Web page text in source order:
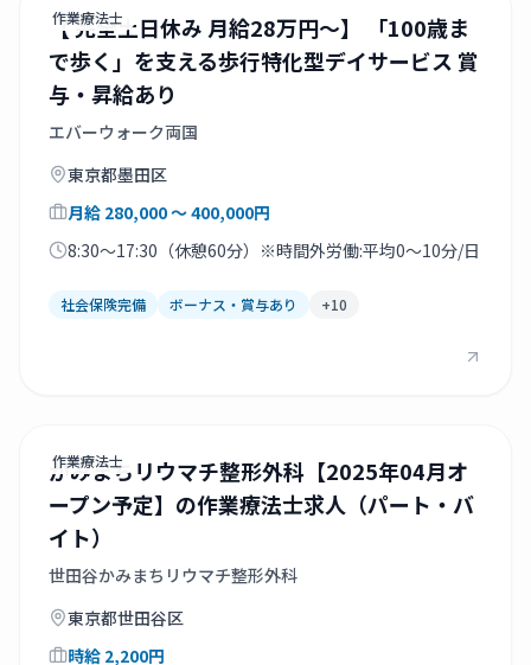
作業療法士
【 完全土日休み 月給28万円～】 「100歳ま
で歩く」を支える歩行特化型デイサービス 賞
与・昇給あり
エバーウォーク両国
東京都墨田区
月給 280,000〜 400,000円
8:30～17:30（休憩60分）※時間外労働:平均0～10分/日
社会保険完備 ボーナス・賞与あり +10
作業療法士
かみまちリウマチ整形外科【2025年04月オ
ープン予定】の作業療法士求人（パート・バ
イト）
世田谷かみまちリウマチ整形外科
東京都世田谷区
時給 2,200円